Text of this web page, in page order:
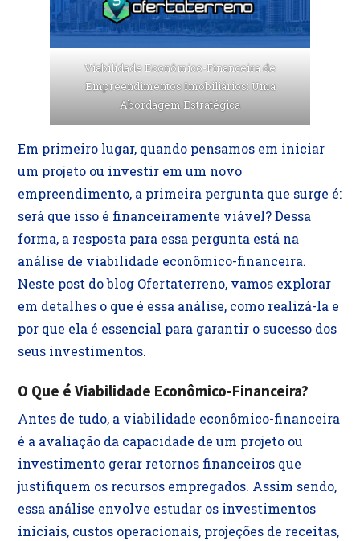
Viabilidade Econômico-Financeira de
Empreendimentos Imobiliários: Uma
Abordagem Estratégica
Em primeiro lugar, quando pensamos em iniciar
um projeto ou investir em um novo
empreendimento, a primeira pergunta que surge é:
será que isso é financeiramente viável? Dessa
forma, a resposta para essa pergunta está na
análise de viabilidade econômico-financeira.
Neste post do blog Ofertaterreno, vamos explorar
em detalhes o que é essa análise, como realizá-la e
por que ela é essencial para garantir o sucesso dos
seus investimentos.
O Que é Viabilidade Econômico-Financeira?
Antes de tudo, a viabilidade econômico-financeira
é a avaliação da capacidade de um projeto ou
investimento gerar retornos financeiros que
justifiquem os recursos empregados. Assim sendo,
essa análise envolve estudar os investimentos
iniciais, custos operacionais, projeções de receitas,